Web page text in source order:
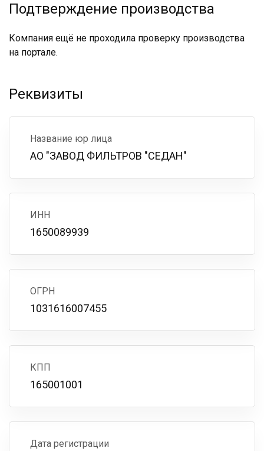
Подтверждение производства
Компания ещё не проходила проверку производства
на портале.
Реквизиты
Название юр лица
АО "ЗАВОД ФИЛЬТРОВ "СЕДАН"
ИНН
1650089939
ОГРН
1031616007455
КПП
165001001
Дата регистрации